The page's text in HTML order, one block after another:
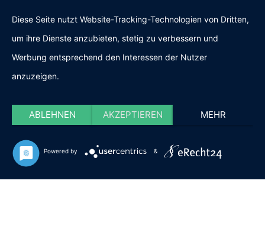
Diese Seite nutzt Website-Tracking-Technologien von Dritten,
um ihre Dienste anzubieten, stetig zu verbessern und
Werbung entsprechend den Interessen der Nutzer
anzuzeigen.
ABLEHNEN AKZEPTIEREN MEHR
Powered by &